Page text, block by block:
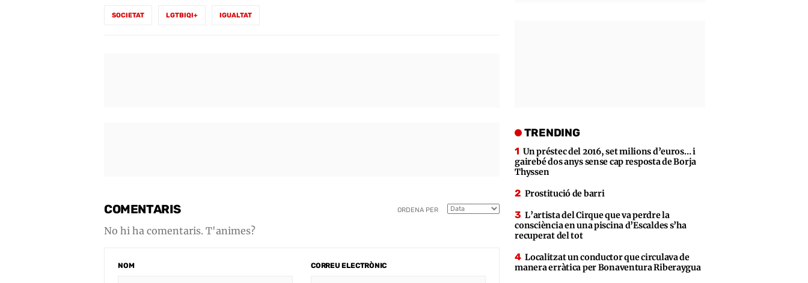
SOCIETAT LGTBIQI+ IGUALTAT
COMENTARIS ORDENA PER
No hi ha comentaris. T'animes?
NOM CORREU ELECTRÒNIC
TRENDING
Un préstec del 2016, set milions d’euros… i
gairebé dos anys sense cap resposta de Borja
Thyssen
Prostitució de barri
L’artista del Cirque que va perdre la
consciència en una piscina d’Escaldes s’ha
recuperat del tot
Localitzat un conductor que circulava de
manera erràtica per Bonaventura Riberaygua